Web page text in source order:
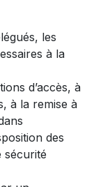
les
à la
d’accès, à
à la remise à
des
sécurité